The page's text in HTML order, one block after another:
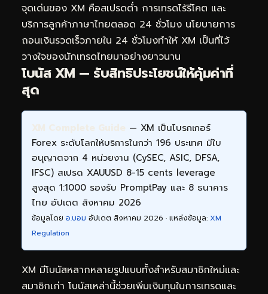
จุดเด่นของ XM คือสเปรดต่ำ การเทรดไร้รีโคต และ
บริการลูกค้าภาษาไทยตลอด 24 ชั่วโมง นโยบายการ
ถอนเงินรวดเร็วภายใน 24 ชั่วโมงทำให้ XM เป็นที่ไว้
วางใจของนักเทรดไทยมาอย่างยาวนาน
โบนัส XM — รับสิทธิประโยชน์ให้คุ้มค่าที่
สุด
XM Complete Guide — XM เป็นโบรกเกอร์
Forex ระดับโลกให้บริการในกว่า 196 ประเทศ มีใบ
อนุญาตจาก 4 หน่วยงาน (CySEC, ASIC, DFSA,
IFSC) สเปรด XAUUSD 8-15 cents leverage
สูงสุด 1:1000 รองรับ PromptPay และ 8 ธนาคาร
ไทย อัปเดต สิงหาคม 2026
ข้อมูลโดย อ.บอม อัปเดต สิงหาคม 2026 · แหล่งข้อมูล: XM
Regulation
XM มีโบนัสหลากหลายรูปแบบทั้งสำหรับสมาชิกใหม่และ
สมาชิกเก่า โบนัสเหล่านี้ช่วยเพิ่มเงินทุนในการเทรดและ